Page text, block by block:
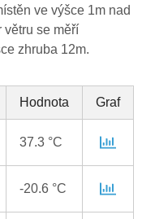
ve výšce 1m nad
větru se měří
zhruba 12m.
Hodnota Graf
37.3 °C
-20.6 °C